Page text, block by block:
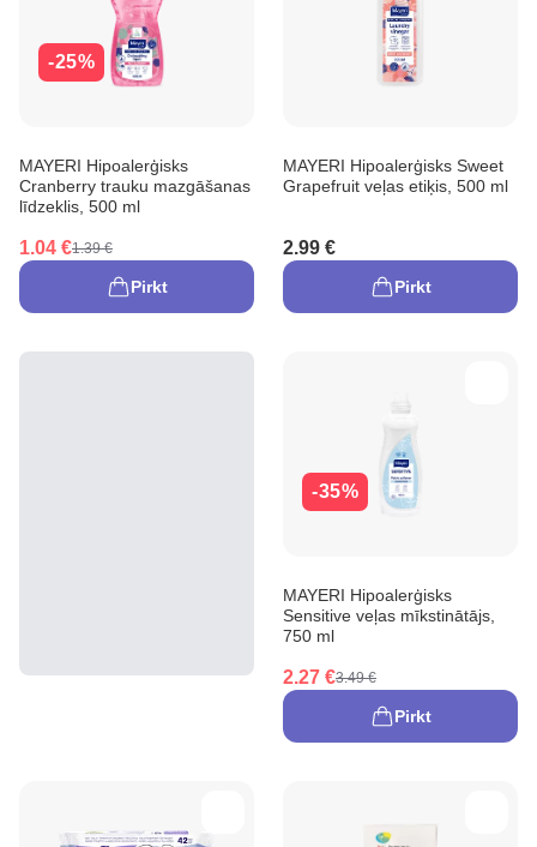
-25%
MAYERI Hipoalerģisks
Cranberry trauku mazgāšanas
līdzeklis, 500 ml
1.04 €1.39 €
Pirkt
MAYERI Hipoalerģisks Sweet
Grapefruit veļas etiķis, 500 ml
2.99 €
Pirkt
-35%
MAYERI Hipoalerģisks
Sensitive veļas mīkstinātājs,
750 ml
2.27 €3.49 €
Pirkt